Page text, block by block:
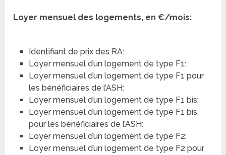
Loyer mensuel des logements, en €/mois:
Identifiant de prix des RA:
Loyer mensuel d’un logement de type F1:
Loyer mensuel d’un logement de type F1 pour
les bénéficiaires de l’ASH:
Loyer mensuel d’un logement de type F1 bis:
Loyer mensuel d’un logement de type F1 bis
pour les bénéficiaires de l’ASH:
Loyer mensuel d’un logement de type F2:
Loyer mensuel d’un logement de type F2 pour